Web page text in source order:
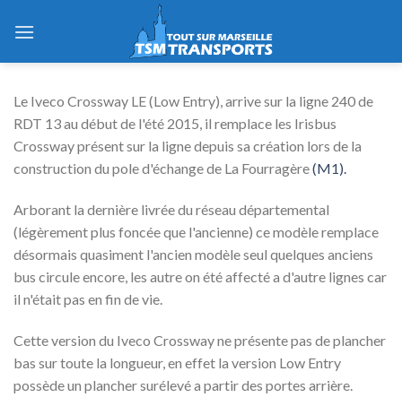
Le Iveco Crossway LE (Low Entry), arrive sur la ligne 240 de
RDT 13 au début de l'été 2015, il remplace les Irisbus
Crossway présent sur la ligne depuis sa création lors de la
construction du pole d'échange de La Fourragère(M1).
Arborant la dernière livrée du réseau départemental
(légèrement plus foncée que l'ancienne) ce modèle remplace
désormais quasiment l'ancien modèle seul quelques anciens
bus circule encore, les autre on été affecté a d'autre lignes car
il n'était pas en fin de vie.
Cette version du Iveco Crossway ne présente pas de plancher
bas sur toute la longueur, en effet la version Low Entry
possède un plancher surélevé a partir des portes arrière.